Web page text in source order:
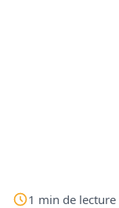
1 min de lecture